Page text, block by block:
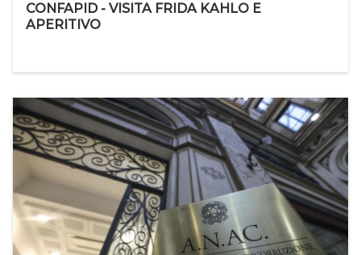
CONFAPID - VISITA FRIDA KAHLO E
APERITIVO